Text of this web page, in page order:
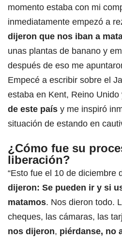
momento estaba con mi
inmediatamente empezó a
dijeron que nos iban a
unas plantas de banano y
después de eso me
Empecé a escribir sobre el
estaba en Kent, Reino Unido
de este país y me inspiró
situación de estando en
¿Cómo fue su
liberación?
“Esto fue el 10 de diciembre
dijeron: Se pueden ir y si
matamos. Nos dieron todo.
cheques, las cámaras, las
nos dijeron, piérdanse, no